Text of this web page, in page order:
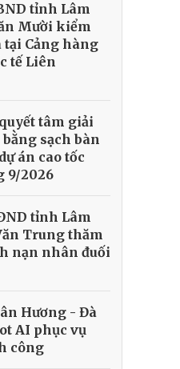
tỉnh Lâm
Mười kiểm
tại Cảng hàng
tế Liên
tâm giải
sạch bàn
án cao tốc
9/2026
tỉnh Lâm
Trung thăm
nạn nhân đuối
Hương - Đà
AI phục vụ
công